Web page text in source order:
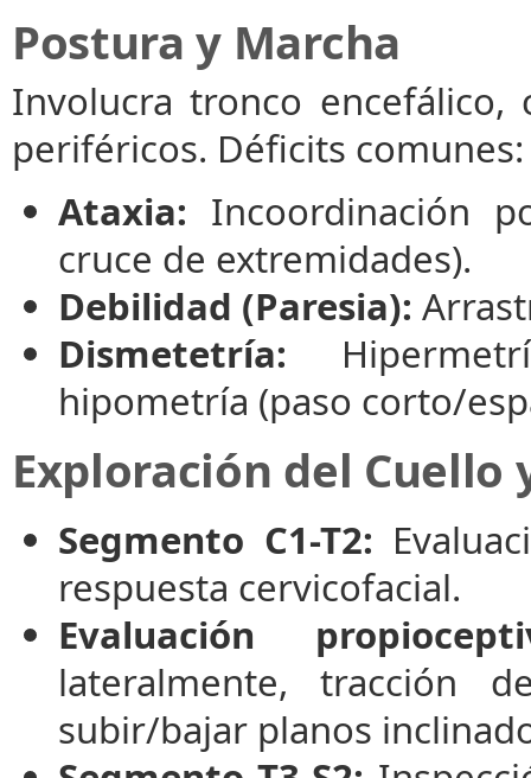
Postura y Marcha
Involucra tronco
periféricos. Déficits comunes:
Ataxia: Incoordinación
cruce de extremidades).
Debilidad (Paresia):
Dismetetría:
hipometría (paso corto/
Exploración del Cuello
Segmento C1-T2:
respuesta cervicofacial.
Evaluación
lateralmente, tracción
subir/bajar planos